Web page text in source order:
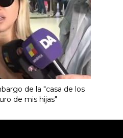
de la "casa de los
de mis hijas"